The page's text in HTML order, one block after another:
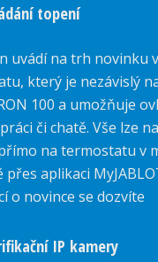
topení
uvádí na trh novinku
který je nezávislý
100 a umožňuje
či chatě. Vše lze
na termostatu v
přes aplikaci
o novince se dozvíte
IP kamery